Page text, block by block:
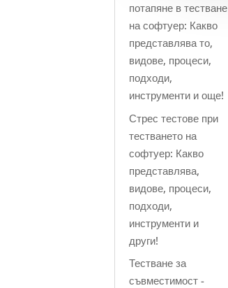
потапяне в тестване
на софтуер: Какво
представлява то,
видове, процеси,
подходи,
инструменти и още!
Стрес тестове при
тестването на
софтуер: Какво
представлява,
видове, процеси,
подходи,
инструменти и
други!
Тестване за
съвместимост -